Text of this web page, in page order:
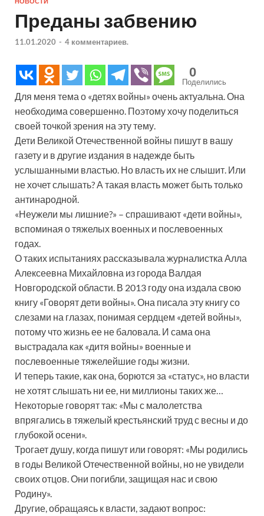
Преданы забвению
11.01.2020 - 4 комментариев.
0
Поделились
Для меня тема о «детях войны» очень актуальна. Она
необходима совершенно. Поэтому хочу поделиться
своей точкой зрения на эту тему.
Дети Великой Отечественной войны пишут в вашу
газету и в другие издания в надежде быть
услышанными властью. Но власть их не слышит. Или
не хочет слышать? А такая власть может быть только
антинародной.
«Неужели мы лишние?» – спрашивают «дети войны»,
вспоминая о тяжелых военных и послевоенных
годах.
О таких испытаниях рассказывала журналистка Алла
Алексеевна Михайловна из города Валдая
Новгородской области. В 2013 году она издала свою
книгу «Говорят дети войны». Она писала эту книгу со
слезами на глазах, понимая сердцем «детей войны»,
потому что жизнь ее не баловала. И сама она
выстрадала как «дитя войны» военные и
послевоенные тяжелейшие годы жизни.
И теперь такие, как она, борются за «статус», но власти
не хотят слышать ни ее, ни миллионы таких же…
Некоторые говорят так: «Мы с малолетства
впрягались в тяжелый крестьянский труд с весны и до
глубокой осени».
Трогает душу, когда пишут или говорят: «Мы родились
в годы Великой Отечественной войны, но не увидели
своих отцов. Они погибли, защищая нас и свою
Родину».
Другие, обращаясь к власти, задают вопрос: